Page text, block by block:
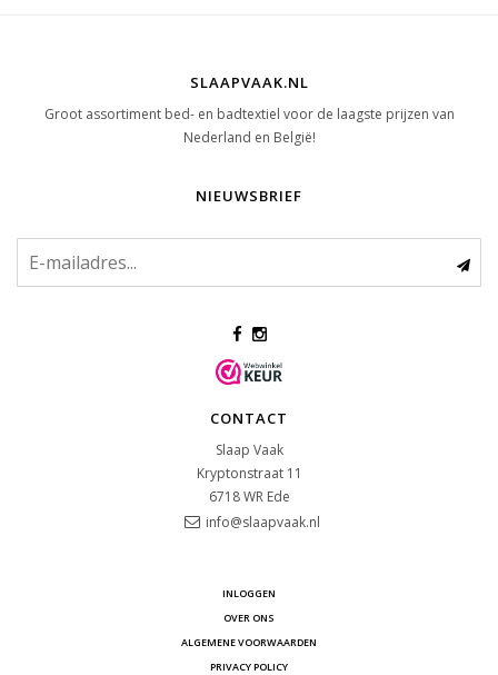
SLAAPVAAK.NL
Groot assortiment bed- en badtextiel voor de laagste prijzen van
Nederland en België!
NIEUWSBRIEF
CONTACT
Slaap Vaak
Kryptonstraat 11
6718 WR Ede
info@slaapvaak.nl
INLOGGEN
OVER ONS
ALGEMENE VOORWAARDEN
PRIVACY POLICY